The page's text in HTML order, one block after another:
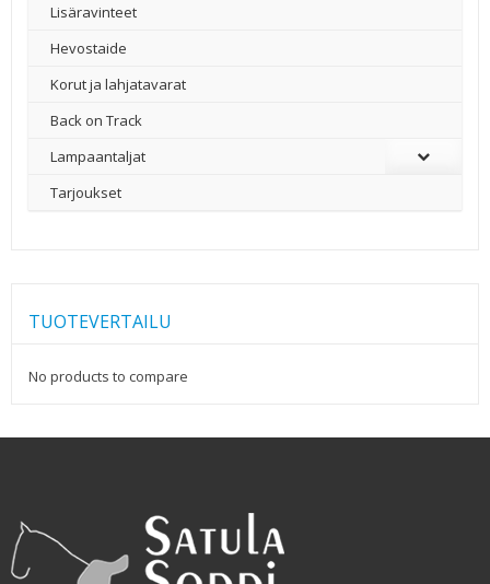
Lisäravinteet
Hevostaide
Korut ja lahjatavarat
Back on Track
Lampaantaljat
Tarjoukset
TUOTEVERTAILU
No products to compare